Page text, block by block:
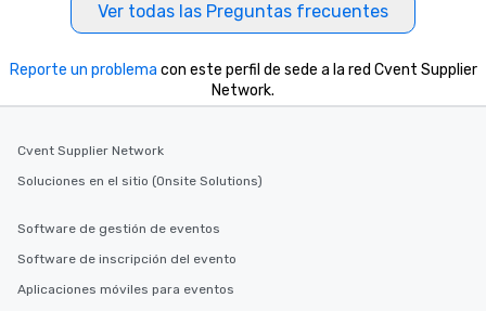
Ver todas las Preguntas frecuentes
Reporte un problema con este perfil de sede a la red Cvent Supplier
Network.
Cvent Supplier Network
Soluciones en el sitio (Onsite Solutions)
Software de gestión de eventos
Software de inscripción del evento
Aplicaciones móviles para eventos